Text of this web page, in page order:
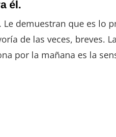
él.
demuestran que es lo
de las veces, breves.
por la mañana es la